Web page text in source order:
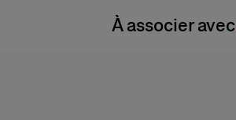
Nettoyage à sec uniquementÀ associer avec